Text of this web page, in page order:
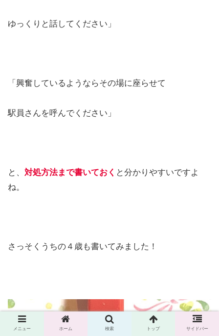
ゆっくりと話してください」
「興奮しているようならその場に座らせて
駅員さんを呼んでください」
と、 対処方法まで書いておく と分かりやすいですよ
ね。
さっそくうちの４歳も書いてみました！
メニュー ホーム 検索 トップ サイドバー